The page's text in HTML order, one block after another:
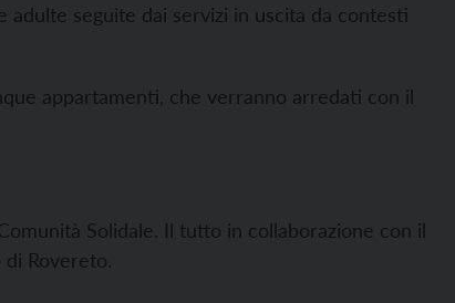
seguite dai servizi in uscita da contesti
appartamenti, che verranno arredati con il
Solidale. Il tutto in collaborazione con il
Rovereto.